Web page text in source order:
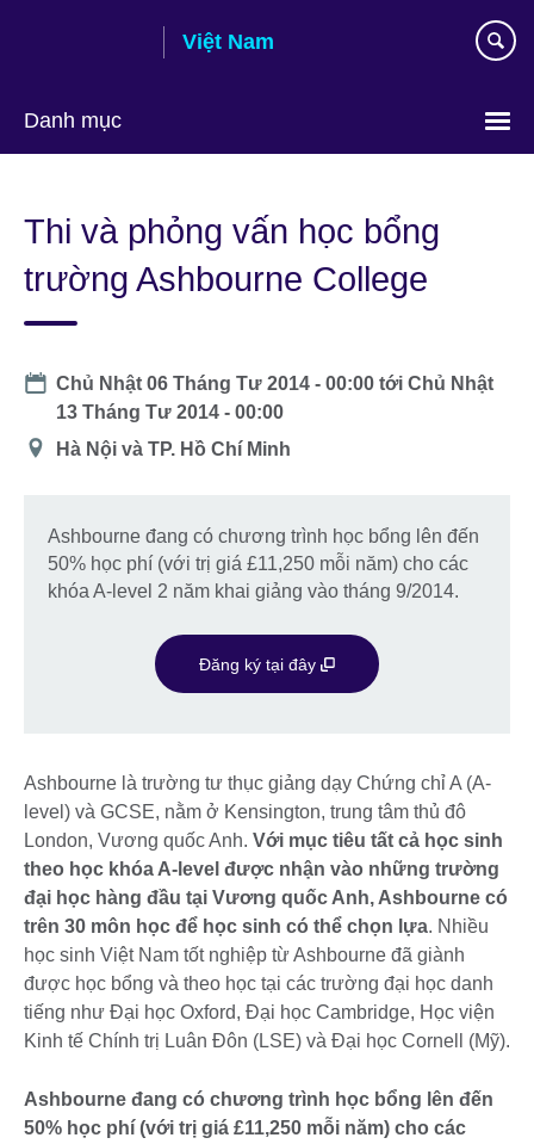
Việt Nam
Danh mục
language
Thi và phỏng vấn học bổng
trường Ashbourne College
Date
Chủ Nhật 06 Tháng Tư 2014 - 00:00 tớiChủ Nhật
13 Tháng Tư 2014 - 00:00
Địa
Hà Nội và TP. Hồ Chí Minh
Ashbourne đang có chương trình học bổng lên đến
50% học phí (với trị giá £11,250 mỗi năm) cho các
khóa A-level 2 năm khai giảng vào tháng 9/2014.
Đăng ký tại đây
Ashbourne là trường tư thục giảng dạy Chứng chỉ A (A-
level) và GCSE, nằm ở Kensington, trung tâm thủ đô
London, Vương quốc Anh. Với mục tiêu tất cả học sinh
theo học khóa A-level được nhận vào những trường
đại học hàng đầu tại Vương quốc Anh, Ashbourne có
trên 30 môn học để học sinh có thể chọn lựa. Nhiều
học sinh Việt Nam tốt nghiệp từ Ashbourne đã giành
được học bổng và theo học tại các trường đại học danh
tiếng như Đại học Oxford, Đại học Cambridge, Học viện
Kinh tế Chính trị Luân Đôn (LSE) và Đại học Cornell (Mỹ).
Ashbourne đang có chương trình học bổng lên đến
50% học phí (với trị giá £11,250 mỗi năm) cho các